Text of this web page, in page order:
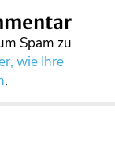
Spam zu
wie Ihre
.